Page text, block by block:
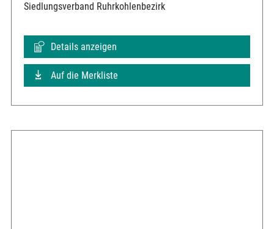
Siedlungsverband Ruhrkohlenbezirk
Details anzeigen
Auf die Merkliste